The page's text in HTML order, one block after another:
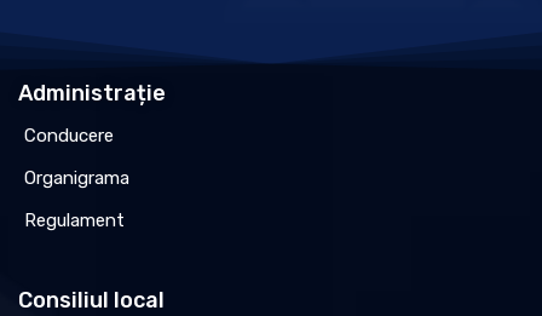
Administrație
Conducere
Organigrama
Regulament
Consiliul local